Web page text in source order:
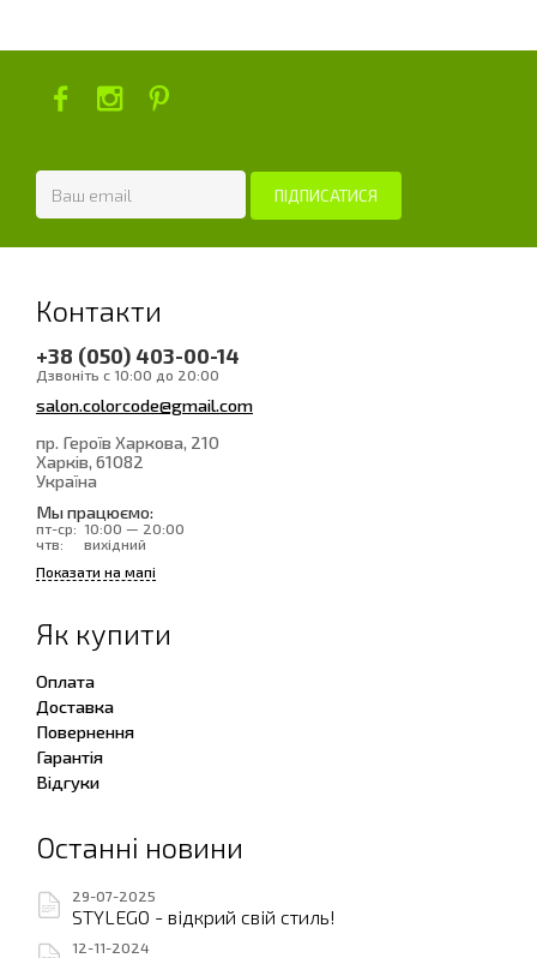
Контакти
+38 (050) 403-00-14
Дзвоніть с 10:00 до 20:00
salon.colorcode@gmail.com
пр. Героїв Харкова, 210
Харків, 61082
Україна
Мы працюємо:
пт-ср: 10:00 — 20:00
чтв:
вихідний
Показати на мапі
Як купити
Оплата
Доставка
Повернення
Гарантія
Відгуки
Останні новини
29-07-2025
STYLEGO - відкрий свій стиль!
12-11-2024